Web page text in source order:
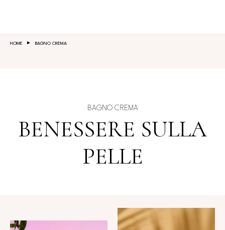
HOME BAGNO CREMA
BAGNO CREMA
BENESSERE SULLA
PELLE